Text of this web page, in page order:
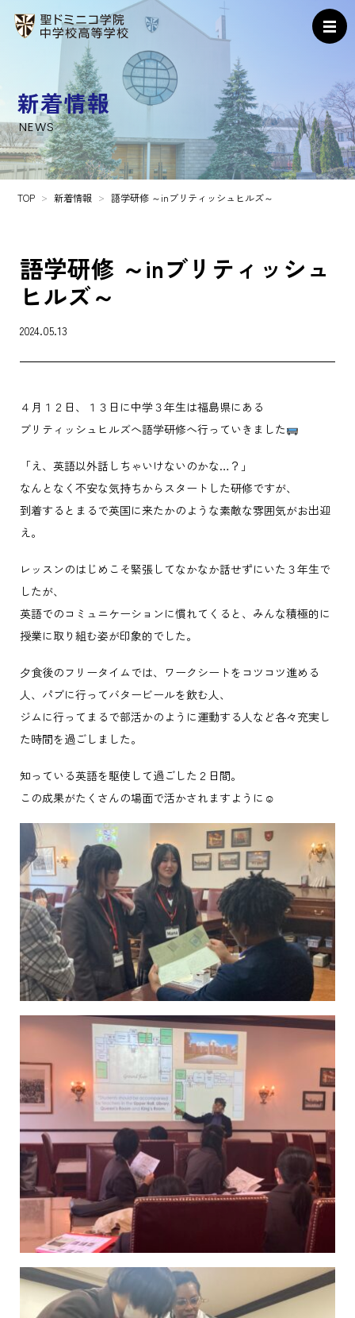
新着情報
NEWS
TOP 新着情報 語学研修 ～inブリティッシュヒルズ～
語学研修 ～inブリティッシュ
ヒルズ～
2024.05.13
４月１２日、１３日に中学３年生は福島県にある
ブリティッシュヒルズへ語学研修へ行っていきました
「え、英語以外話しちゃいけないのかな…？」
なんとなく不安な気持ちからスタートした研修ですが、
到着するとまるで英国に来たかのような素敵な雰囲気がお出迎
え。
レッスンのはじめこそ緊張してなかなか話せずにいた３年生で
したが、
英語でのコミュニケーションに慣れてくると、みんな積極的に
授業に取り組む姿が印象的でした。
夕食後のフリータイムでは、ワークシートをコツコツ進める
人、パブに行ってバタービールを飲む人、
ジムに行ってまるで部活かのように運動する人など各々充実し
た時間を過ごしました。
知っている英語を駆使して過ごした２日間。
この成果がたくさんの場面で活かされますように☺